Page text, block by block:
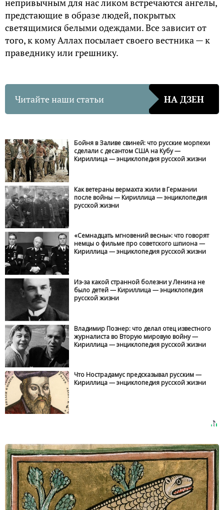
непривычным для нас ликом встречаются ангелы,
предстающие в образе людей, покрытых
светящимися белыми одеждами. Все зависит от
того, к кому Аллах посылает своего вестника — к
праведнику или грешнику.
Читайте наши статьи НА ДЗЕН
Бойня в Заливе свиней: что русские морпехи
сделали с десантом США на Кубу —
Кириллица — энциклопедия русской жизни
Как ветераны вермахта жили в Германии
после войны — Кириллица — энциклопедия
русской жизни
«Семнадцать мгновений весны»: что говорят
немцы о фильме про советского шпиона —
Кириллица — энциклопедия русской жизни
Из-за какой странной болезни у Ленина не
было детей — Кириллица — энциклопедия
русской жизни
Владимир Познер: что делал отец известного
журналиста во Вторую мировую войну —
Кириллица — энциклопедия русской жизни
Что Нострадамус предсказывал русским —
Кириллица — энциклопедия русской жизни